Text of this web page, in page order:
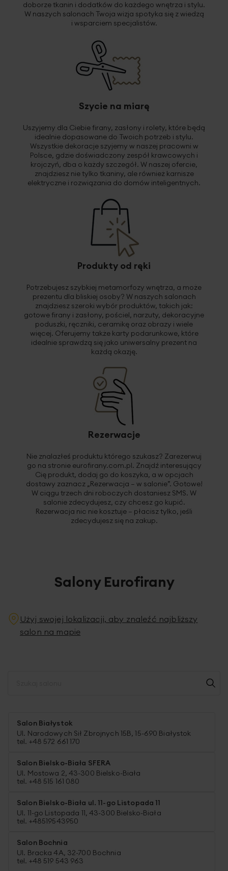
doborze tkanin i dodatków do każdego wnętrza i stylu.
W naszych salonach Twoja wizja spotyka się z wiedzą
i wsparciem specjalistów.
Szycie na miarę
Uszyjemy dla Ciebie firany, zasłony i rolety, które będą
idealnie dopasowane do Twoich potrzeb i stylu.
Wszystkie dekoracje szyjemy w naszej pracowni w
Polsce, gdzie doświadczony zespół krawcowych i
krojczyń, dba o każdy szczegół. W naszej ofercie,
znajdziesz nie tylko tkaniny, ale również karnisze
elektryczne i rozwiązania do domów inteligentnych.
Produkty od ręki
Potrzebujesz szybkiej metamorfozy wnętrza, a może
prezentu dla bliskiej osoby? W naszych salonach
znajdziesz szeroki wybór produktów, takich jak:
gotowe firany i zasłony, pościel, narzuty, dekoracyjne
poduszki, ręczniki, ceramikę oraz obrazy i wiele
więcej. Oferujemy także karty podarunkowe, które
idealnie sprawdzą się jako uniwersalny prezent na
każdą okazję.
Rezerwacje
Nie znalazłeś produktu którego szukasz? Zarezerwuj
go na stronie eurofirany.com.pl. Znajdź interesujący
Cię produkt, dodaj go do koszyka, a w opcjach
dostawy zaznacz „Rezerwacja – w salonie”. Gotowe!
W ciągu trzech dni roboczych dostaniesz SMS. W
salonie zdecydujesz, czy chcesz go kupić.
Rezerwacja nic nie kosztuje – płacisz tylko, jeśli
zdecydujesz się na zakup.
Salony Eurofirany
Użyj swojej lokalizacji, aby znaleźć najbliższy
salon na mapie
Salon Białystok
Ul. Narodowych Sił Zbrojnych 15B, 15-690 Białystok
tel. +48 572 661 170
Salon Bielsko-Biała SFERA
Ul. Mostowa 2, 43-300 Bielsko-Biała
tel. +48 515 161 080
Salon Bielsko-Biała ul. 11-go Listopada 11
Ul. 11-go Listopada 11, 43-300 Bielsko-Biała
tel. +48519543950
Salon Bochnia
Ul. Bracka 4A, 32-700 Bochnia
tel. +48 519 543 963